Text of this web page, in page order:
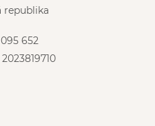
republika
652